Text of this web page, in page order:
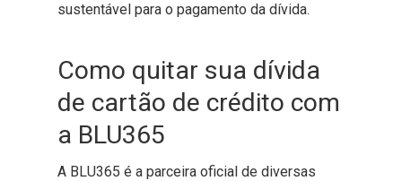
sustentável para o pagamento da dívida.
Como quitar sua dívida
de cartão de crédito com
a BLU365
A BLU365 é a parceira oficial de diversas